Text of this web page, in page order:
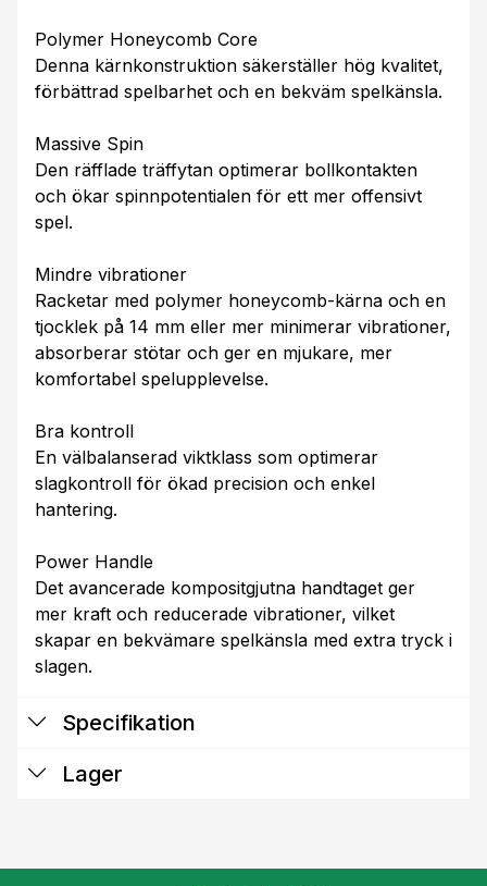
Polymer Honeycomb Core
Denna kärnkonstruktion säkerställer hög kvalitet,
förbättrad spelbarhet och en bekväm spelkänsla.
Massive Spin
Den räfflade träffytan optimerar bollkontakten
och ökar spinnpotentialen för ett mer offensivt
spel.
Mindre vibrationer
Racketar med polymer honeycomb-kärna och en
tjocklek på 14 mm eller mer minimerar vibrationer,
absorberar stötar och ger en mjukare, mer
komfortabel spelupplevelse.
Bra kontroll
En välbalanserad viktklass som optimerar
slagkontroll för ökad precision och enkel
hantering.
Power Handle
Det avancerade kompositgjutna handtaget ger
mer kraft och reducerade vibrationer, vilket
skapar en bekvämare spelkänsla med extra tryck i
slagen.
Specifikation
Lager